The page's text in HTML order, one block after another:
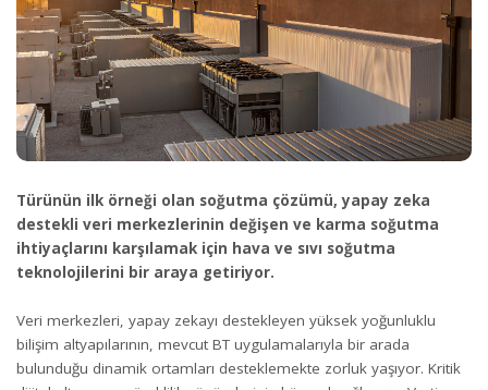
Türünün ilk örneği olan soğutma çözümü, yapay zeka
destekli veri merkezlerinin değişen ve karma soğutma
ihtiyaçlarını karşılamak için hava ve sıvı soğutma
teknolojilerini bir araya getiriyor.
Veri merkezleri, yapay zekayı destekleyen yüksek yoğunluklu
bilişim altyapılarının, mevcut BT uygulamalarıyla bir arada
bulunduğu dinamik ortamları desteklemekte zorluk yaşıyor. Kritik